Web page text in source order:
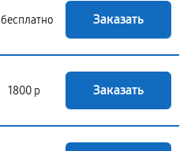
бесплатно Заказать
1800 р Заказать